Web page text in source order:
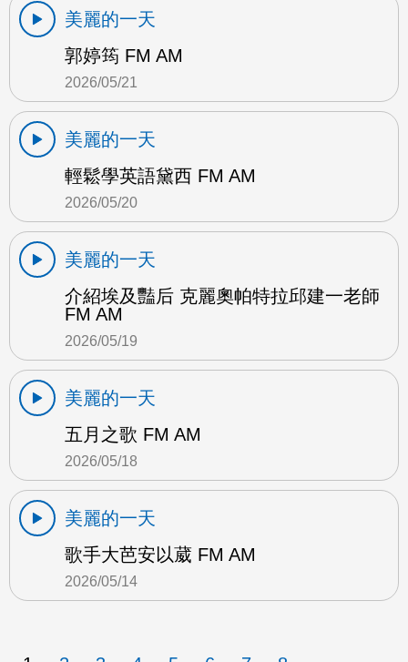
美麗的一天
郭婷筠 FM AM
2026/05/21
美麗的一天
輕鬆學英語黛西 FM AM
2026/05/20
美麗的一天
介紹埃及豔后 克麗奧帕特拉邱建一老師
FM AM
2026/05/19
美麗的一天
五月之歌 FM AM
2026/05/18
美麗的一天
歌手大芭安以葳 FM AM
2026/05/14